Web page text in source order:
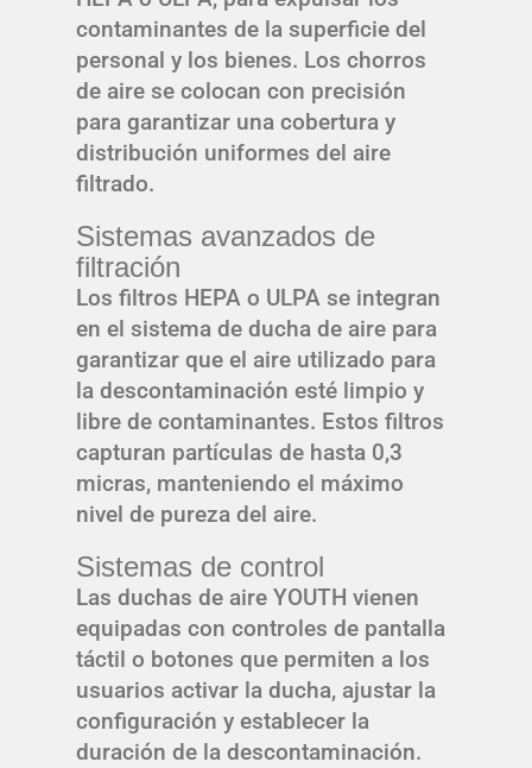
contaminantes de la superficie del
personal y los bienes. Los chorros
de aire se colocan con precisión
para garantizar una cobertura y
distribución uniformes del aire
filtrado.
Sistemas avanzados de
filtración
Los filtros HEPA o ULPA se integran
en el sistema de ducha de aire para
garantizar que el aire utilizado para
la descontaminación esté limpio y
libre de contaminantes. Estos filtros
capturan partículas de hasta 0,3
micras, manteniendo el máximo
nivel de pureza del aire.
Sistemas de control
Las duchas de aire YOUTH vienen
equipadas con controles de pantalla
táctil o botones que permiten a los
usuarios activar la ducha, ajustar la
configuración y establecer la
duración de la descontaminación.